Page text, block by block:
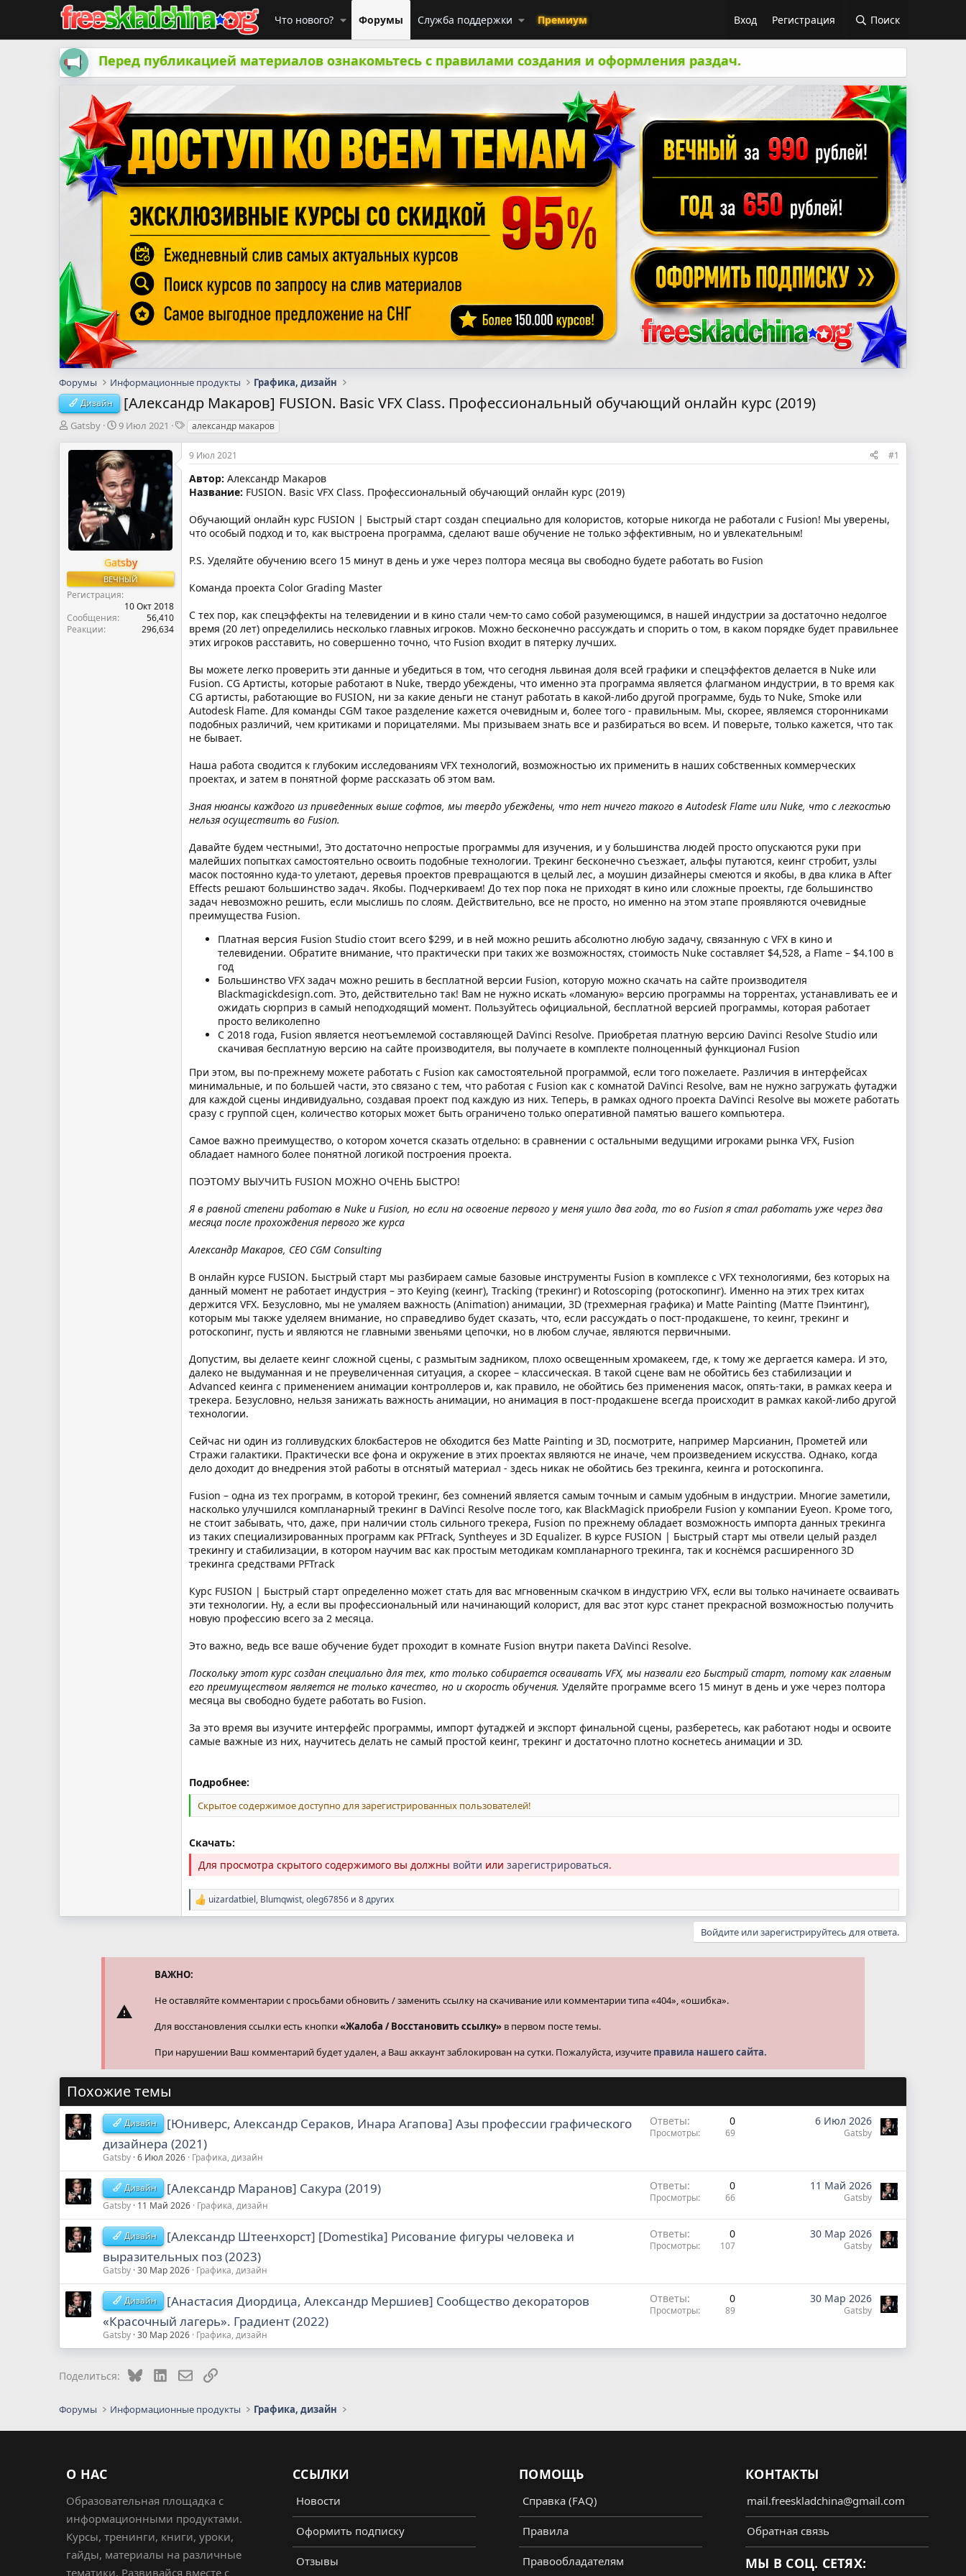
Что нового? Форумы Служба поддержки Премиум Вход Регистрация Поиск
Перед публикацией материалов ознакомьтесь с правилами создания и оформления раздач.
Форумы Информационные продукты Графика, дизайн
Дизайн [Александр Макаров] FUSION. Basic VFX Class. Профессиональный обучающий онлайн курс (2019)
А
т
м
Gatsby
Д
т
а
н
а
ч
а
л
9 Июл 2021
Т
г
и
александр макаров
Gatsby
ВЕЧНЫЙ
Регистрация
10 Окт 2018
Сообщения
56,410
Реакции
296,634
9 Июл 2021 #1
Автор: Александр Макаров
Название: FUSION. Basic VFX Class. Профессиональный обучающий онлайн курс (2019)
Обучающий онлайн курс FUSION | Быстрый старт создан специально для колористов, которые никогда не работали с Fusion! Мы уверены,
что особый подход и то, как выстроена программа, сделают ваше обучение не только эффективным, но и увлекательным!
P.S. Уделяйте обучению всего 15 минут в день и уже через полтора месяца вы свободно будете работать во Fusion
Команда проекта Color Grading Master
С тех пор, как спецэффекты на телевидении и в кино стали чем-то само собой разумеющимся, в нашей индустрии за достаточно недолгое
время (20 лет) определились несколько главных игроков. Можно бесконечно рассуждать и спорить о том, в каком порядке будет правильнее
этих игроков расставить, но совершенно точно, что Fusion входит в пятерку лучших.
Вы можете легко проверить эти данные и убедиться в том, что сегодня львиная доля всей графики и спецэффектов делается в Nuke или
Fusion. CG Артисты, которые работают в Nuke, твердо убеждены, что именно эта программа является флагманом индустрии, в то время как
CG артисты, работающие во FUSION, ни за какие деньги не станут работать в какой-либо другой программе, будь то Nuke, Smoke или
Autodesk Flame. Для команды CGM такое разделение кажется очевидным и, более того - правильным. Мы, скорее, являемся сторонниками
подобных различий, чем критиками и порицателями. Мы призываем знать все и разбираться во всем. И поверьте, только кажется, что так
не бывает.
Наша работа сводится к глубоким исследованиям VFX технологий, возможностью их применить в наших собственных коммерческих
проектах, и затем в понятной форме рассказать об этом вам.
Зная нюансы каждого из приведенных выше софтов, мы твердо убеждены, что нет ничего такого в Autodesk Flame или Nuke, что с легкостью
нельзя осуществить во Fusion.
Давайте будем честными!, Это достаточно непростые программы для изучения, и у большинства людей просто опускаются руки при
малейших попытках самостоятельно освоить подобные технологии. Трекинг бесконечно съезжает, альфы путаются, кеинг стробит, узлы
масок постоянно куда-то улетают, деревья проектов превращаются в целый лес, а моушин дизайнеры смеются и якобы, в два клика в After
Effects решают большинство задач. Якобы. Подчеркиваем! До тех пор пока не приходят в кино или сложные проекты, где большинство
задач невозможно решить, если мыслишь по слоям. Действительно, все не просто, но именно на этом этапе проявляются очевидные
преимущества Fusion.
Платная версия Fusion Studio стоит всего $299, и в ней можно решить абсолютно любую задачу, связанную с VFX в кино и
телевидении. Обратите внимание, что практически при таких же возможностях, стоимость Nuke составляет $4,528, а Flame – $4.100 в
год
Большинство VFX задач можно решить в бесплатной версии Fusion, которую можно скачать на сайте производителя
Blackmagickdesign.com. Это, действительно так! Вам не нужно искать «ломаную» версию программы на торрентах, устанавливать ее и
ожидать сюрприз в самый неподходящий момент. Пользуйтесь официальной, бесплатной версией программы, которая работает
просто великолепно
С 2018 года, Fusion является неотъемлемой составляющей DaVinci Resolve. Приобретая платную версию Davinci Resolve Studio или
скачивая бесплатную версию на сайте производителя, вы получаете в комплекте полноценный функционал Fusion
При этом, вы по-прежнему можете работать с Fusion как самостоятельной программой, если того пожелаете. Различия в интерфейсах
минимальные, и по большей части, это связано с тем, что работая с Fusion как с комнатой DaVinci Resolve, вам не нужно загружать футаджи
для каждой сцены индивидуально, создавая проект под каждую из них. Теперь, в рамках одного проекта DaVinci Resolve вы можете работать
сразу c группой сцен, количество которых может быть ограничено только оперативной памятью вашего компьютера.
Самое важно преимущество, о котором хочется сказать отдельно: в сравнении с остальными ведущими игроками рынка VFX, Fusion
обладает намного более понятной логикой построения проекта.
ПОЭТОМУ ВЫУЧИТЬ FUSION МОЖНО ОЧЕНЬ БЫСТРО!
Я в равной степени работаю в Nuke и Fusion, но если на освоение первого у меня ушло два года, то во Fusion я стал работать уже через два
месяца после прохождения первого же курса
Александр Макаров, CEO CGM Consulting
В онлайн курсе FUSION. Быстрый старт мы разбираем самые базовые инструменты Fusion в комплексе с VFX технологиями, без которых на
данный момент не работает индустрия – это Keying (кеинг), Tracking (трекинг) и Rotoscoping (ротоскопинг). Именно на этих трех китах
держится VFX. Безусловно, мы не умаляем важность (Animation) анимации, 3D (трехмерная графика) и Matte Painting (Матте Пэинтинг),
которым мы также уделяем внимание, но справедливо будет сказать, что, если рассуждать о пост-продакшене, то кеинг, трекинг и
ротоскопинг, пусть и являются не главными звеньями цепочки, но в любом случае, являются первичными.
Допустим, вы делаете кеинг сложной сцены, с размытым задником, плохо освещенным хромакеем, где, к тому же дергается камера. И это,
далеко не выдуманная и не преувеличенная ситуация, а скорее – классическая. В такой сцене вам не обойтись без стабилизации и
Advanced кеинга с применением анимации контроллеров и, как правило, не обойтись без применения масок, опять-таки, в рамках кеера и
трекера. Безусловно, нельзя занижать важность анимации, но анимация в пост-продакшене всегда происходит в рамках какой-либо другой
технологии.
Сейчас ни один из голливудских блокбастеров не обходится без Matte Painting и 3D, посмотрите, например Марсианин, Прометей или
Стражи галактики. Практически все фона и окружение в этих проектах являются не иначе, чем произведением искусства. Однако, когда
дело доходит до внедрения этой работы в отснятый материал - здесь никак не обойтись без трекинга, кеинга и ротоскопинга.
Fusion – одна из тех программ, в которой трекинг, без сомнений является самым точным и самым удобным в индустрии. Многие заметили,
насколько улучшился компланарный трекинг в DaVinci Resolve после того, как BlackMagick приобрели Fusion у компании Eyeon. Кроме того,
не стоит забывать, что, даже, при наличии столь сильного трекера, Fusion по прежнему обладает возможность импорта данных трекинга
из таких специализированных программ как PFTrack, Syntheyes и 3D Equalizer. В курсе FUSION | Быстрый старт мы отвели целый раздел
трекингу и стабилизации, в котором научим вас как простым методикам компланарного трекинга, так и коснёмся расширенного 3D
трекинга средствами PFTrack
Курс FUSION | Быстрый старт определенно может стать для вас мгновенным скачком в индустрию VFX, если вы только начинаете осваивать
эти технологии. Ну, а если вы профессиональный или начинающий колорист, для вас этот курс станет прекрасной возможностью получить
новую профессию всего за 2 месяца.
Это важно, ведь все ваше обучение будет проходит в комнате Fusion внутри пакета DaVinci Resolve.
Поскольку этот курс создан специально для тех, кто только собирается осваивать VFX, мы назвали его Быстрый старт, потому как главным
его преимуществом является не только качество, но и скорость обучения. Уделяйте программе всего 15 минут в день и уже через полтора
месяца вы свободно будете работать во Fusion.
За это время вы изучите интерфейс программы, импорт футаджей и экспорт финальной сцены, разберетесь, как работают ноды и освоите
самые важные из них, научитесь делать не самый простой кеинг, трекинг и достаточно плотно коснетесь анимации и 3D.
Подробнее:
Скрытое содержимое доступно для зарегистрированных пользователей!
Скачать:
Для просмотра скрытого содержимого вы должны войти или зарегистрироваться.
Р
е
и
uizardatbiel, Blumqwist,oleg67856 и 8 других
Войдите или зарегистрируйтесь для ответа.
ВАЖНО:
Не оставляйте комментарии с просьбами обновить / заменить ссылку на скачивание или комментарии типа «404», «ошибка».
Для восстановления ссылки есть кнопки«Жалоба / Восстановить ссылку» в первом посте темы.
При нарушении Ваш комментарий будет удален, а Ваш аккаунт заблокирован на сутки. Пожалуйста, изучите правила нашего сайта.
Похожие темы
Дизайн
[Юниверс, Александр Сераков, Инара Агапова] Азы профессии графического
дизайнера (2021)
Gatsby 6 Июл 2026 Графика, дизайн
Ответы 0
Просмотры 69
6 Июл 2026
Gatsby
Дизайн [Александр Маранов] Сакура (2019)
Gatsby 11 Май 2026 Графика, дизайн
Ответы 0
Просмотры 66
11 Май 2026
Gatsby
Дизайн
[Александр Штеенхорст] [Domestika] Рисование фигуры человека и
выразительных поз (2023)
Gatsby 30 Мар 2026 Графика, дизайн
Ответы 0
Просмотры 107
30 Мар 2026
Gatsby
Дизайн
[Анастасия Диордица, Александр Мершиев] Сообщество декораторов
«Красочный лагерь». Градиент (2022)
Gatsby 30 Мар 2026 Графика, дизайн
Ответы 0
Просмотры 89
30 Мар 2026
Gatsby
Поделиться: BlueskyLinkedInЭлектронная почта
Ссылка
Форумы Информационные продукты Графика, дизайн
О НАС
Образовательная площадка с
информационными продуктами.
Курсы, тренинги, книги, уроки,
гайды, материалы на различные
тематики. Развивайся вместе с
ССЫЛКИ
Новости
Оформить подписку
Отзывы
ПОМОЩЬ
Справка (FAQ)
Правила
Правообладателям
КОНТАКТЫ
mail.freeskladchina@gmail.com
Обратная связь
МЫ В СОЦ. СЕТЯХ: